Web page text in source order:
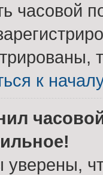
часовой
к
уверены,